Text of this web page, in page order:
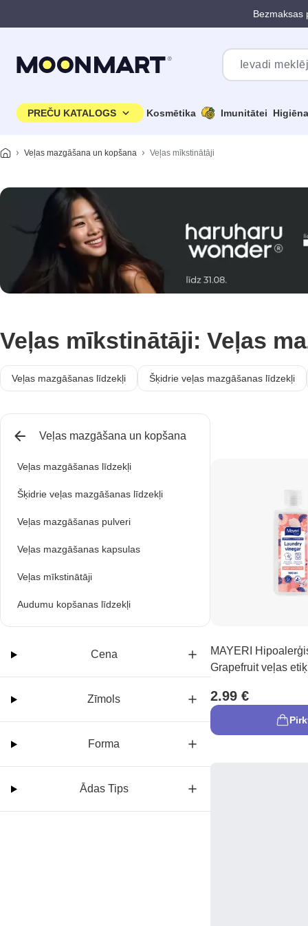
Bezmaksas
PREČU KATALOGS Kosmētika Imunitātei Higiēna
Veļas mazgāšana un kopšana Veļas mīkstinātāji
Veļas mīkstinātāji: Veļas
Veļas mazgāšanas līdzekļi Šķidrie veļas mazgāšanas līdzekļi
Veļas mazgāšana un kopšana
Veļas mazgāšanas līdzekļi
Šķidrie veļas mazgāšanas līdzekļi
Veļas mazgāšanas pulveri
Veļas mazgāšanas kapsulas
Veļas mīkstinātāji
Audumu kopšanas līdzekļi
Cena
Zīmols
Forma
Ādas Tips
MAYERI
Grapefruit veļas
2.99 €